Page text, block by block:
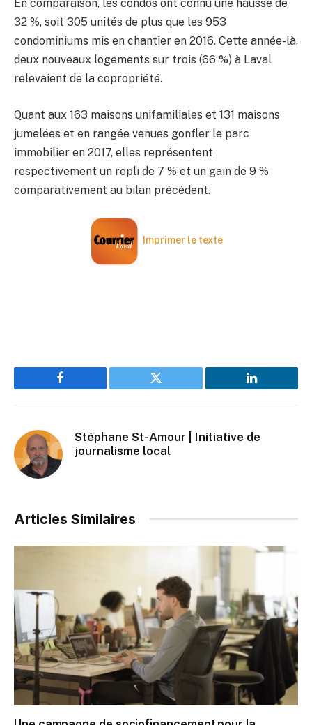
En comparaison, les condos ont connu une hausse de
32 %, soit 305 unités de plus que les 953
condominiums mis en chantier en 2016. Cette année-là,
deux nouveaux logements sur trois (66 %) à Laval
relevaient de la copropriété.
Quant aux 163 maisons unifamiliales et 131 maisons
jumelées et en rangée venues gonfler le parc
immobilier en 2017, elles représentent
respectivement un repli de 7 % et un gain de 9 %
comparativement au bilan précédent.
Imprimer le texte
Facebook Twitter LinkedIn
Stéphane St-Amour | Initiative de
journalisme local
Articles Similaires